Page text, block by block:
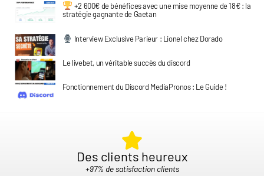
+2 600€ de bénéfices avec une mise moyenne de 18€ : la
stratégie gagnante de Gaetan
Interview Exclusive Parieur : Lionel chez Dorado
Le livebet, un véritable succès du discord
Fonctionnement du Discord MediaPronos : Le Guide !
Des clients heureux​
+97% de satisfaction clients